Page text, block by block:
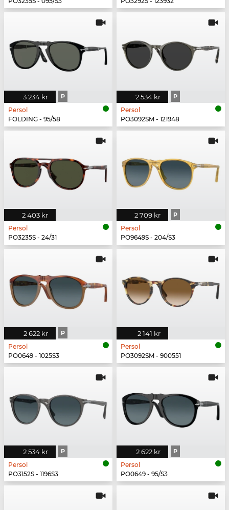
3 234 kr P
Persol
FOLDING - 95/58
2 534 kr P
Persol
PO3092SM - 121948
2 403 kr
Persol
PO3235S - 24/31
2 709 kr P
Persol
PO9649S - 204/S3
2 622 kr P
Persol
PO0649 - 1025S3
2 141 kr
Persol
PO3092SM - 900551
2 534 kr P
Persol
PO3152S - 1196S3
2 622 kr P
Persol
PO0649 - 95/S3